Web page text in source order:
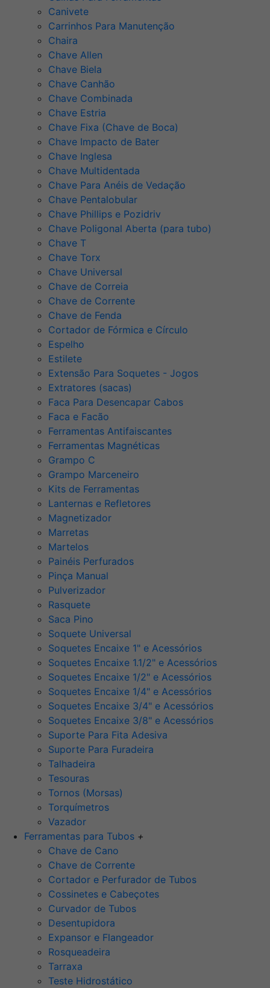
Canivete
Carrinhos Para Manutenção
Chaira
Chave Allen
Chave Biela
Chave Canhão
Chave Combinada
Chave Estria
Chave Fixa (Chave de Boca)
Chave Impacto de Bater
Chave Inglesa
Chave Multidentada
Chave Para Anéis de Vedação
Chave Pentalobular
Chave Phillips e Pozidriv
Chave Poligonal Aberta (para tubo)
Chave T
Chave Torx
Chave Universal
Chave de Correia
Chave de Corrente
Chave de Fenda
Cortador de Fórmica e Círculo
Espelho
Estilete
Extensão Para Soquetes - Jogos
Extratores (sacas)
Faca Para Desencapar Cabos
Faca e Facão
Ferramentas Antifaiscantes
Ferramentas Magnéticas
Grampo C
Grampo Marceneiro
Kits de Ferramentas
Lanternas e Refletores
Magnetizador
Marretas
Martelos
Painéis Perfurados
Pinça Manual
Pulverizador
Rasquete
Saca Pino
Soquete Universal
Soquetes Encaixe 1" e Acessórios
Soquetes Encaixe 1.1/2" e Acessórios
Soquetes Encaixe 1/2" e Acessórios
Soquetes Encaixe 1/4" e Acessórios
Soquetes Encaixe 3/4" e Acessórios
Soquetes Encaixe 3/8" e Acessórios
Suporte Para Fita Adesiva
Suporte Para Furadeira
Talhadeira
Tesouras
Tornos (Morsas)
Torquímetros
Vazador
Ferramentas para Tubos +
Chave de Cano
Chave de Corrente
Cortador e Perfurador de Tubos
Cossinetes e Cabeçotes
Curvador de Tubos
Desentupidora
Expansor e Flangeador
Rosqueadeira
Tarraxa
Teste Hidrostático